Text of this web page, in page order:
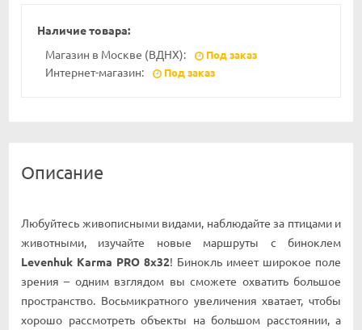
Наличие товара:
Магазин в Москве (ВДНХ):
Под заказ
Интернет-магазин: Под заказ
Описание
Любуйтесь живописными видами, наблюдайте за птицами и
животными, изучайте новые маршруты с биноклем
Levenhuk Karma PRO 8x32! Бинокль имеет широкое поле
зрения – одним взглядом вы сможете охватить большое
пространство. Восьмикратного увеличения хватает, чтобы
хорошо рассмотреть объекты на большом расстоянии, а